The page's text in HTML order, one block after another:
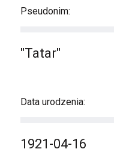
Pseudonim:
"Tatar"
Data urodzenia:
1921-04-16